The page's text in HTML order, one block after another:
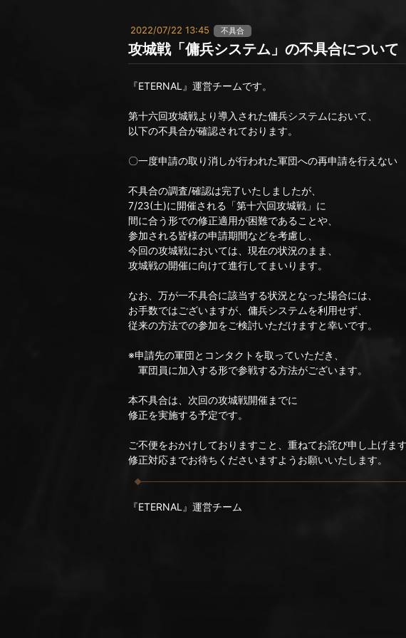
2022/07/22 13:45 不具合
攻城戦「傭兵システム」の不具合について
『ETERNAL』運営チームです。
第十六回攻城戦より導入された傭兵システムにおいて、
以下の不具合が確認されております。
〇一度申請の取り消しが行われた軍団への再申請を行えない
不具合の調査/確認は完了いたしましたが、
7/23(土)に開催される「第十六回攻城戦」に
間に合う形での修正適用が困難であることや、
参加される皆様の申請期間などを考慮し、
今回の攻城戦においては、現在の状況のまま、
攻城戦の開催に向けて進行してまいります。
なお、万が一不具合に該当する状況となった場合には、
お手数ではございますが、傭兵システムを利用せず、
従来の方法での参加をご検討いただけますと幸いです。
※申請先の軍団とコンタクトを取っていただき、
軍団員に加入する形で参戦する方法がございます。
本不具合は、次回の攻城戦開催までに
修正を実施する予定です。
ご不便をおかけしておりますこと、重ねてお詫び申し上げます
修正対応までお待ちくださいますようお願いいたします。
『ETERNAL』運営チーム